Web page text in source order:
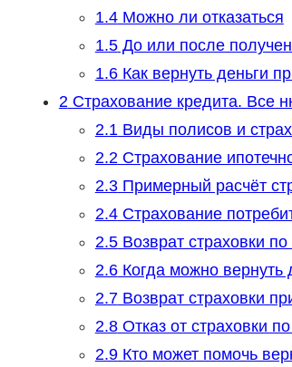
1.4Можно ли отказаться
1.5До или после
1.6Как вернуть деньги
2Страхование кредита. Все
2.1Виды полисов и
2.2Страхование
2.3Примерный расчёт
2.4Страхование
2.5Возврат страховки по
2.6Когда можно вернуть
2.7Возврат страховки
2.8Отказ от страховки
2.9Кто может помочь